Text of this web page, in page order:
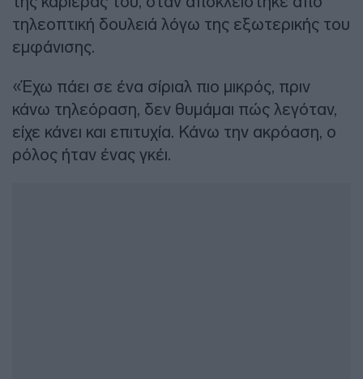
τηλεοπτική δουλειά λόγω της εξωτερικής του
εμφάνισης.
«Έχω πάει σε ένα σίριαλ πιο μικρός, πριν
κάνω τηλεόραση, δεν θυμάμαι πώς λεγόταν,
είχε κάνει και επιτυχία. Κάνω την ακρόαση, ο
ρόλος ήταν ένας γκέι.